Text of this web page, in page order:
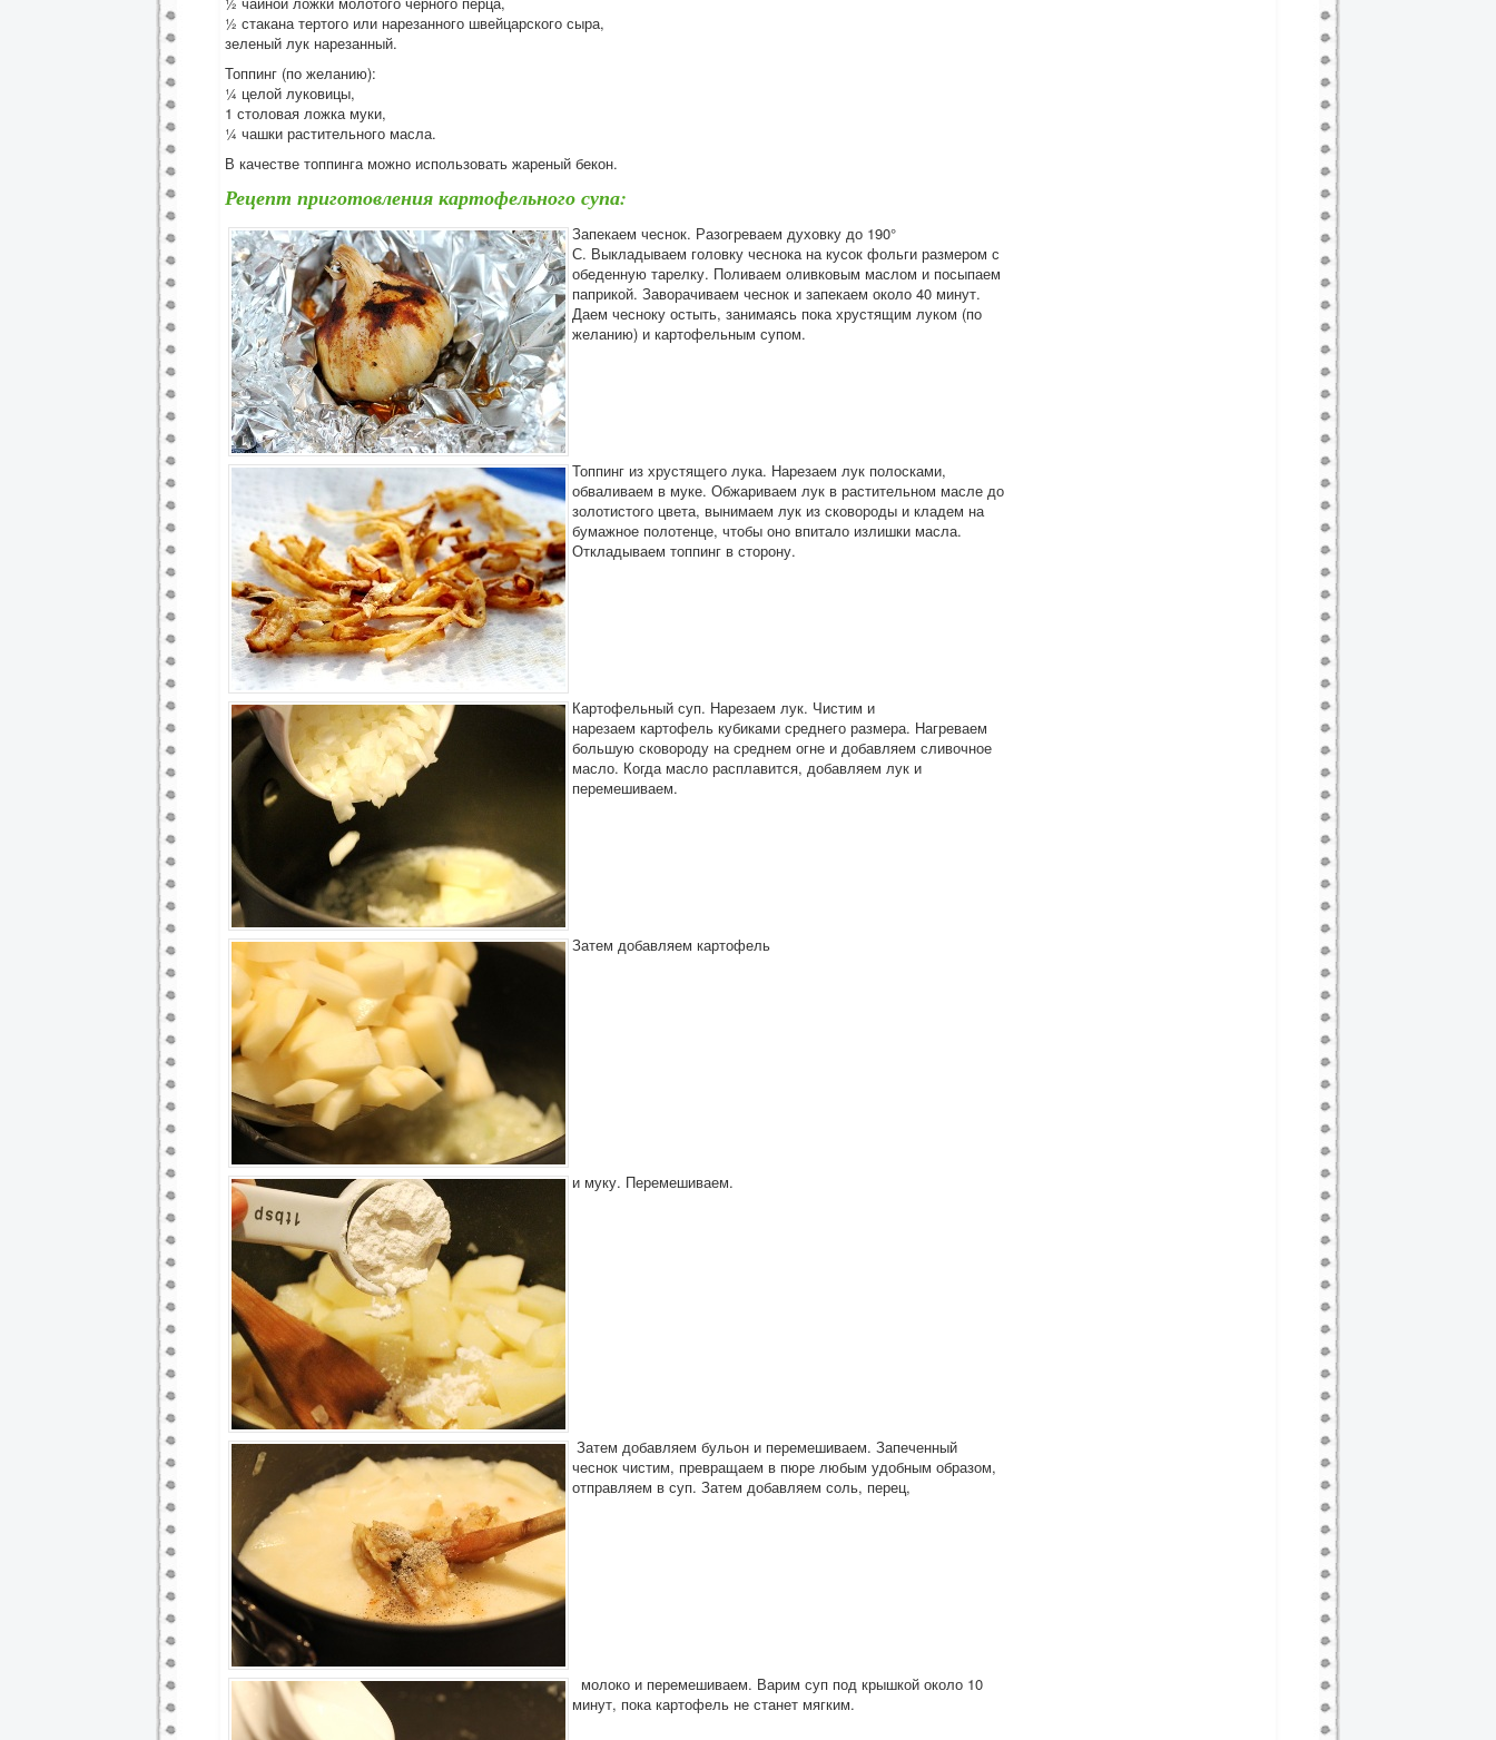
½ стакана тертого или нарезанного швейцарского сыра,
зеленый лук нарезанный.
Топпинг (по желанию):
¼ целой луковицы,
1 столовая ложка муки,
¼ чашки растительного масла.
В качестве топпинга можно использовать жареный бекон.
Рецепт приготовления картофельного супа:
Запекаем чеснок. Разогреваем духовку до 190°
С. Выкладываем головку чеснока на кусок фольги размером с
обеденную тарелку. Поливаем оливковым маслом и посыпаем
паприкой. Заворачиваем чеснок и запекаем около 40 минут.
Даем чесноку остыть, занимаясь пока хрустящим луком (по
желанию) и картофельным супом.
Топпинг из хрустящего лука. Нарезаем лук полосками,
обваливаем в муке. Обжариваем лук в растительном масле до
золотистого цвета, вынимаем лук из сковороды и кладем на
бумажное полотенце, чтобы оно впитало излишки масла.
Откладываем топпинг в сторону.
Картофельный суп. Нарезаем лук. Чистим и
нарезаем картофель кубиками среднего размера. Нагреваем
большую сковороду на среднем огне и добавляем сливочное
масло. Когда масло расплавится, добавляем лук и
перемешиваем.
Затем добавляем картофель
и муку. Перемешиваем.
Затем добавляем бульон и перемешиваем. Запеченный
чеснок чистим, превращаем в пюре любым удобным образом,
отправляем в суп. Затем добавляем соль, перец,
молоко и перемешиваем. Варим суп под крышкой около 10
минут, пока картофель не станет мягким.